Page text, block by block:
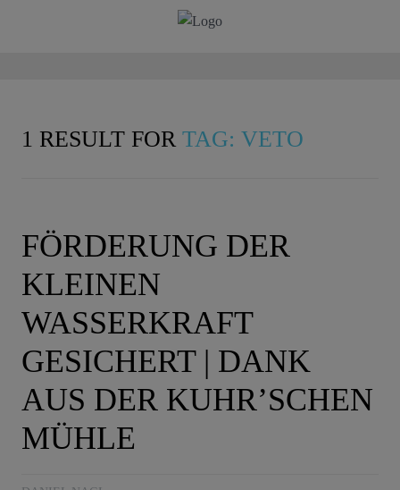
1 RESULT FOR TAG: VETO
FÖRDERUNG DER
KLEINEN
WASSERKRAFT
GESICHERT | DANK
AUS DER KUHR’SCHEN
MÜHLE